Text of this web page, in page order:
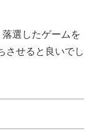
落選したゲームを
させると良いでし